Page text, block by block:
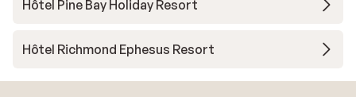
Hôtel Pine Bay Holiday Resort
Hôtel Richmond Ephesus Resort